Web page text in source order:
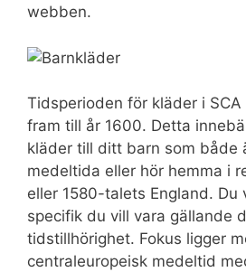
webben.
Tidsperioden för kläder i SCA
fram till år 1600. Detta
kläder till ditt barn som både
medeltida eller hör hemma i
eller 1580-talets England. Du
specifik du vill vara gällande
tidstillhörighet. Fokus ligger
centraleuropeisk medeltid